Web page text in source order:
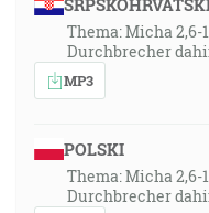
Thema: Micha
Durchbrecher
MP3
POLSKI
Thema: Micha
Durchbrecher